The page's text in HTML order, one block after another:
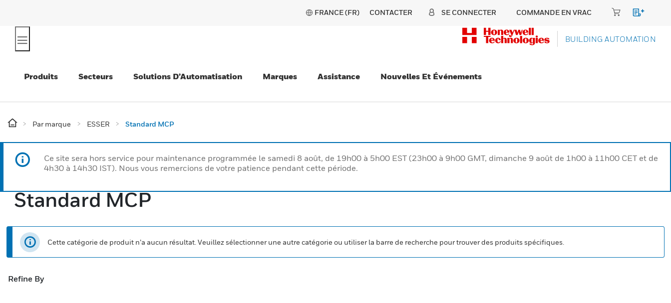
FRANCE (FR) CONTACTER SE CONNECTER COMMANDE EN VRAC
BUILDING AUTOMATION
Produits Secteurs Solutions D’Automatisation Marques Assistance Nouvelles Et Événements
Par marque ESSER Standard MCP
Ce site sera hors service pour maintenance programmée le samedi 8 août, de 19h00 à 5h00 EST (23h00 à 9h00 GMT, dimanche 9 août de 1h00 à 11h00 CET et de
4h30 à 14h30 IST). Nous vous remercions de votre patience pendant cette période.
Standard MCP
Cette catégorie de produit n’a aucun résultat. Veuillez sélectionner une autre catégorie ou utiliser la barre de recherche pour trouver des produits spécifiques.
Refine By